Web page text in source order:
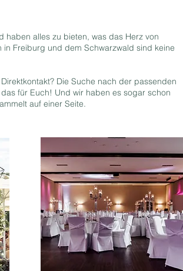
haben alles zu bieten, was das Herz von
Freiburg und dem Schwarzwald sind keine
Die Suche nach der passenden
für Euch! Und wir haben es sogar schon
auf einer Seite.